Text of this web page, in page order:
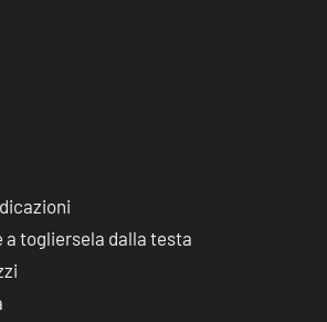
a togliersela dalla testa